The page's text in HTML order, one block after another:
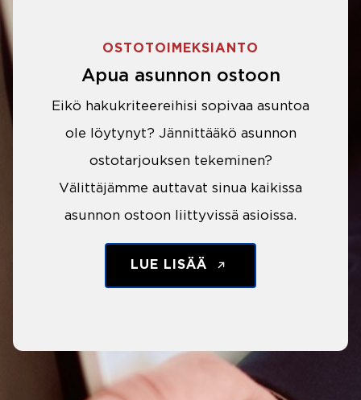
OSTOTOIMEKSIANTO
Apua asunnon ostoon
Eikö hakukriteereihisi sopivaa asuntoa
ole löytynyt? Jännittääkö asunnon
ostotarjouksen tekeminen?
Välittäjämme auttavat sinua kaikissa
asunnon ostoon liittyvissä asioissa.
LUE LISÄÄ